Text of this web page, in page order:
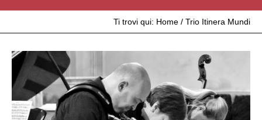
Ti trovi qui: Home / Trio Itinera Mundi